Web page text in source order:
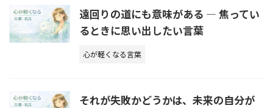
遠回りの道にも意味がある ― 焦ってい
るときに思い出したい言葉
心が軽くなる言葉
それが失敗かどうかは、未来の自分が